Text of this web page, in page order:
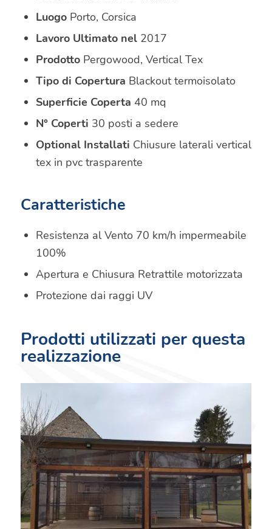
LuogoPorto, Corsica
Lavoro Ultimato nel2017
ProdottoPergowood, Vertical Tex
Tipo di Copertura Blackout termoisolato
Superficie Coperta 40 mq
N° Coperti 30 posti a sedere
Optional Installati Chiusure laterali vertical
tex in pvc trasparente
Caratteristiche
Resistenza al Vento 70 km/h impermeabile
100%
Apertura e Chiusura Retrattile motorizzata
Protezione dai raggi UV
Prodotti utilizzati per questa
realizzazione